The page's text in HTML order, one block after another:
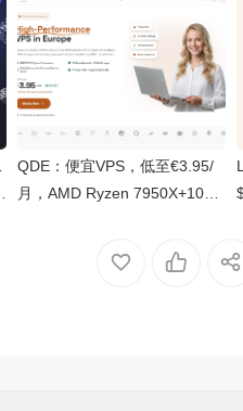
QDE：便宜VPS，低至€3.95/
月，AMD Ryzen 7950X+10Gb